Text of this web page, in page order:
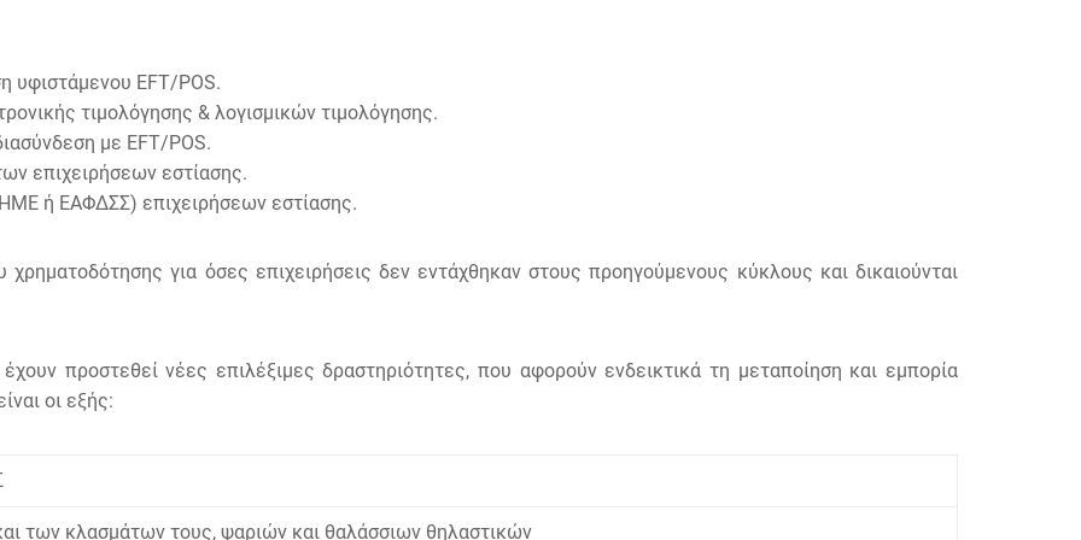
υφιστάμενου EFT/POS.
τιμολόγησης & λογισμικών τιμολόγησης.
με EFT/POS.
επιχειρήσεων εστίασης.
ή ΕΑΦΔΣΣ) επιχειρήσεων εστίασης.
για όσες επιχειρήσεις δεν εντάχθηκαν στους προηγούμενους κύκλους και δικαιούνται
προστεθεί νέες επιλέξιμες δραστηριότητες, που αφορούν ενδεικτικά τη μεταποίηση και εμπορία
οι εξής:
των κλασμάτων τους, ψαριών και θαλάσσιων θηλαστικών